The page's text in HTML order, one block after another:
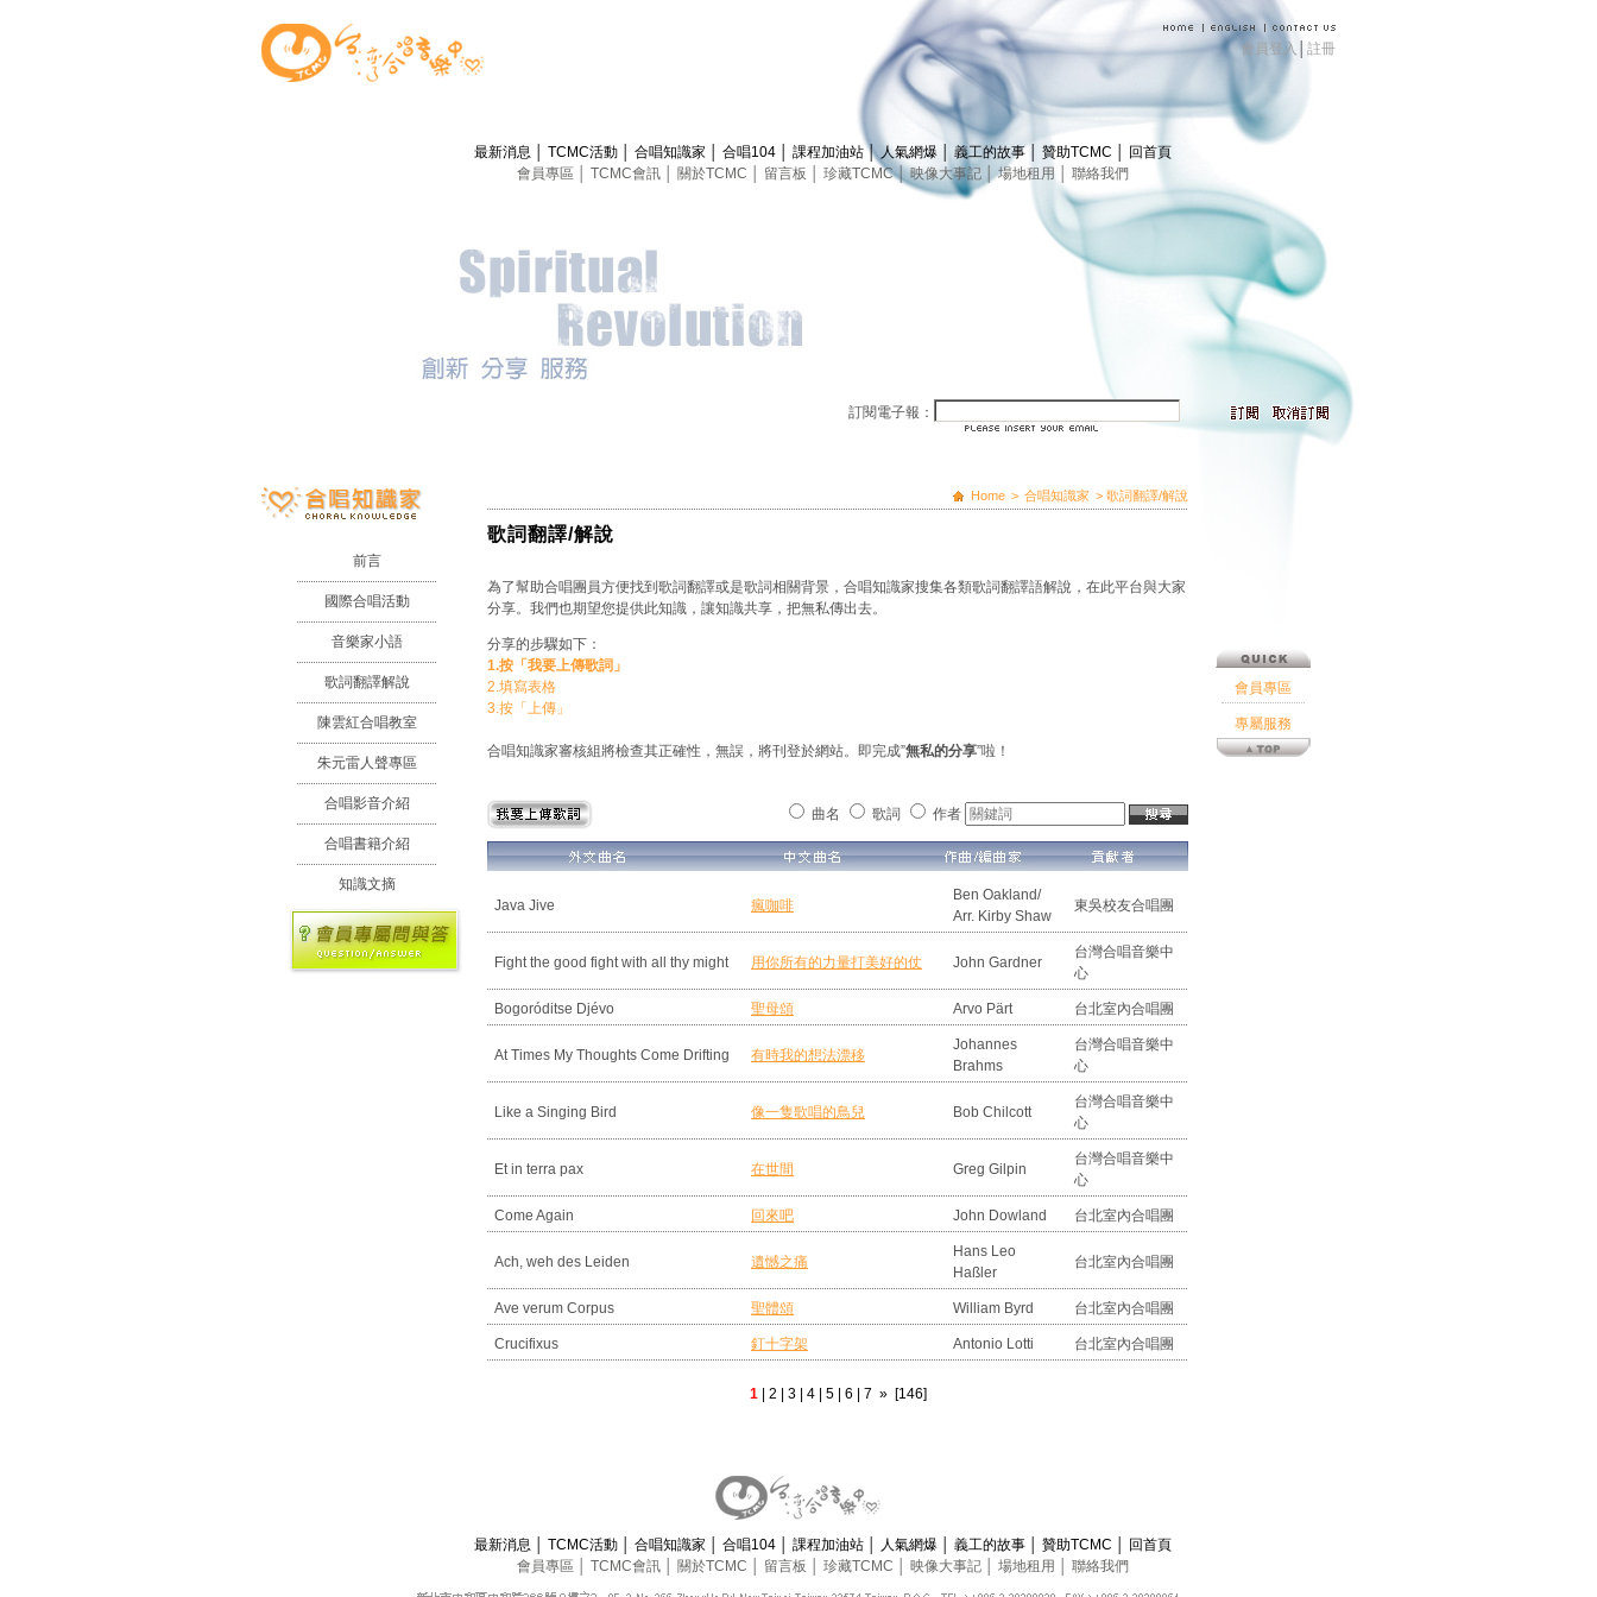
註冊
會員登入
最新消息 TCMC活動 合唱知識家 合唱104 課程加油站│ 人氣網爆 義工的故事 贊助TCMC
回首頁
會員專區
TCMC會訊 關於TCMC 留言板 珍藏TCMC│ 映像大事記 場地租用 聯絡我們
訂閱電子報：
前言
國際合唱活動
音樂家小語
歌詞翻譯解說
陳雲紅合唱教室
朱元雷人聲專區
合唱影音介紹
合唱書籍介紹
知識文摘
Home > 合唱知識家 > 歌詞翻譯/解說
歌詞翻譯/解說
為了幫助合唱團員方便找到歌詞翻譯或是歌詞相關背景，合唱知識家搜集各類歌詞翻譯語解說，在此平台與大家
分享。我們也期望您提供此知識，讓知識共享，把無私傳出去。
分享的步驟如下：
1.按「我要上傳歌詞」
2.填寫表格
3.按「上傳」
合唱知識家審核組將檢查其正確性，無誤，將刊登於網站。即完成”無私的分享”啦！
曲名 歌詞 作者
Java Jive 瘋咖啡
Ben Oakland/
Arr. Kirby Shaw
東吳校友合唱團
Fight the good fight with all thy might 用你所有的力量打美好的仗 John Gardner
台灣合唱音樂中
心
Bogoróditse Djévo 聖母頌 Arvo Pärt 台北室內合唱團
At Times My Thoughts Come Drifting 有時我的想法漂移
Johannes
Brahms
台灣合唱音樂中
心
Like a Singing Bird 像一隻歌唱的鳥兒 Bob Chilcott
台灣合唱音樂中
心
Et in terra pax 在世間 Greg Gilpin
台灣合唱音樂中
心
Come Again 回來吧 John Dowland 台北室內合唱團
Ach, weh des Leiden 遺憾之痛
Hans Leo
Haßler
台北室內合唱團
Ave verum Corpus 聖體頌 William Byrd 台北室內合唱團
Crucifixus 釘十字架 Antonio Lotti 台北室內合唱團
1| 2 | 3| 4| 5| 6 | 7 » [146]
會員專區
專屬服務
最新消息 TCMC活動 合唱知識家 合唱104 課程加油站 人氣網爆 義工的故事 贊助TCMC
回首頁
會員專區
TCMC會訊 關於TCMC 留言板 珍藏TCMC 映像大事記 場地租用 聯絡我們